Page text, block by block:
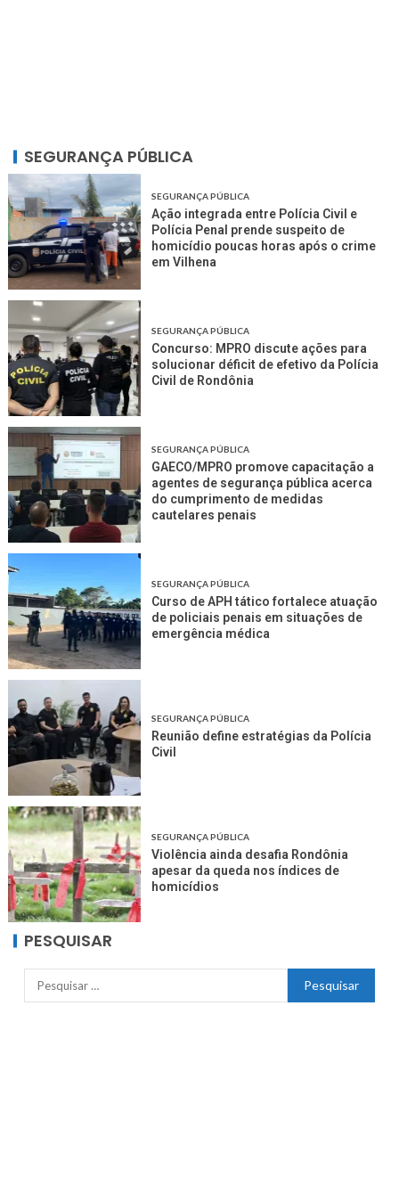
SEGURANÇA PÚBLICA
SEGURANÇA PÚBLICA
Ação integrada entre Polícia Civil e
Polícia Penal prende suspeito de
homicídio poucas horas após o crime
em Vilhena
SEGURANÇA PÚBLICA
Concurso: MPRO discute ações para
solucionar déficit de efetivo da Polícia
Civil de Rondônia
SEGURANÇA PÚBLICA
GAECO/MPRO promove capacitação a
agentes de segurança pública acerca
do cumprimento de medidas
cautelares penais
SEGURANÇA PÚBLICA
Curso de APH tático fortalece atuação
de policiais penais em situações de
emergência médica
SEGURANÇA PÚBLICA
Reunião define estratégias da Polícia
Civil
SEGURANÇA PÚBLICA
Violência ainda desafia Rondônia
apesar da queda nos índices de
homicídios
PESQUISAR